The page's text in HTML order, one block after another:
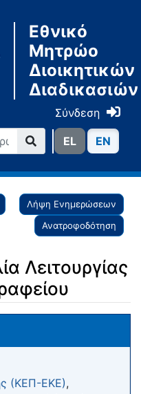
Εθνικό
Μητρώο
Διοικητικών
Διαδικασιών
Σύνδεση
ΕL ΕN
Λήψη Ενημερώσεων
Ανατροφοδότηση
Λειτουργίας
(ΚΕΠ-ΕΚΕ),